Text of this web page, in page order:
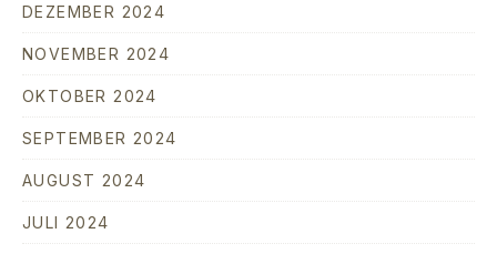
DEZEMBER 2024
NOVEMBER 2024
OKTOBER 2024
SEPTEMBER 2024
AUGUST 2024
JULI 2024
PREVIOUS